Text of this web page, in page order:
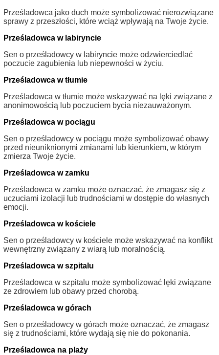
Prześladowca jako duch może symbolizować nierozwiązane
sprawy z przeszłości, które wciąż wpływają na Twoje życie.
Prześladowca w labiryncie
Sen o prześladowcy w labiryncie może odzwierciedlać
poczucie zagubienia lub niepewności w życiu.
Prześladowca w tłumie
Prześladowca w tłumie może wskazywać na lęki związane z
anonimowością lub poczuciem bycia niezauważonym.
Prześladowca w pociągu
Sen o prześladowcy w pociągu może symbolizować obawy
przed nieuniknionymi zmianami lub kierunkiem, w którym
zmierza Twoje życie.
Prześladowca w zamku
Prześladowca w zamku może oznaczać, że zmagasz się z
uczuciami izolacji lub trudnościami w dostępie do własnych
emocji.
Prześladowca w kościele
Sen o prześladowcy w kościele może wskazywać na konflikt
wewnętrzny związany z wiarą lub moralnością.
Prześladowca w szpitalu
Prześladowca w szpitalu może symbolizować lęki związane
ze zdrowiem lub obawy przed chorobą.
Prześladowca w górach
Sen o prześladowcy w górach może oznaczać, że zmagasz
się z trudnościami, które wydają się nie do pokonania.
Prześladowca na plaży